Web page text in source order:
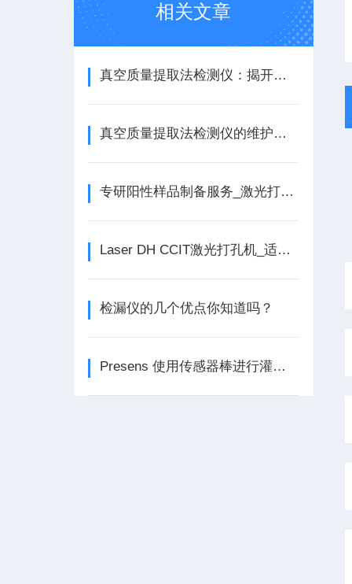
相关文章
真空质量提取法检测仪：揭开物质本质的奥秘
真空质量提取法检测仪的维护保养方法
专研阳性样品制备服务_激光打孔、毛细管制备、微量管制备、金属丝制备
Laser DH CCIT激光打孔机_适用于多种包材
检漏仪的几个优点你知道吗？
Presens 使用传感器棒进行灌注细胞培养监测